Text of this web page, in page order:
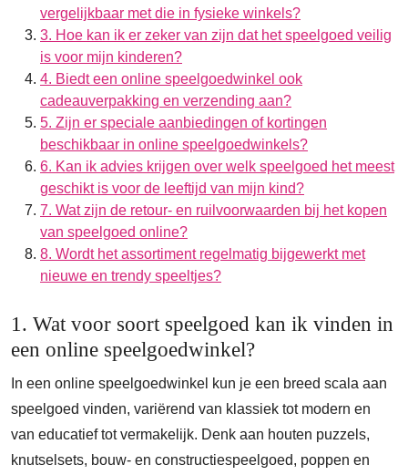
vergelijkbaar met die in fysieke winkels?
3. Hoe kan ik er zeker van zijn dat het speelgoed veilig
is voor mijn kinderen?
4. Biedt een online speelgoedwinkel ook
cadeauverpakking en verzending aan?
5. Zijn er speciale aanbiedingen of kortingen
beschikbaar in online speelgoedwinkels?
6. Kan ik advies krijgen over welk speelgoed het meest
geschikt is voor de leeftijd van mijn kind?
7. Wat zijn de retour- en ruilvoorwaarden bij het kopen
van speelgoed online?
8. Wordt het assortiment regelmatig bijgewerkt met
nieuwe en trendy speeltjes?
1. Wat voor soort speelgoed kan ik vinden in
een online speelgoedwinkel?
In een online speelgoedwinkel kun je een breed scala aan
speelgoed vinden, variërend van klassiek tot modern en
van educatief tot vermakelijk. Denk aan houten puzzels,
knutselsets, bouw- en constructiespeelgoed, poppen en